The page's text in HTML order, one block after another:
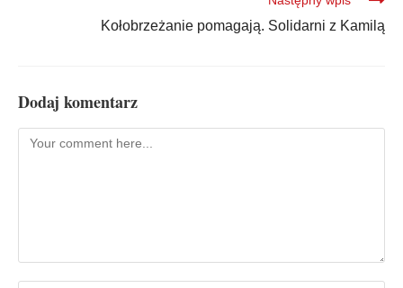
Kołobrzeżanie pomagają. Solidarni z Kamilą
Dodaj komentarz